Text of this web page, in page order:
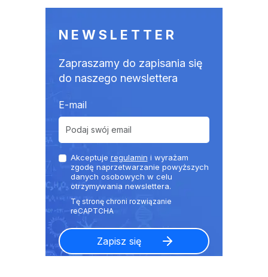
NEWSLETTER
Zapraszamy do zapisania się
do naszego newslettera
E-mail
Akceptuje regulamin i wyrażam
zgodę naprzetwarzanie powyższych
danych osobowych w celu
otrzymywania newslettera.